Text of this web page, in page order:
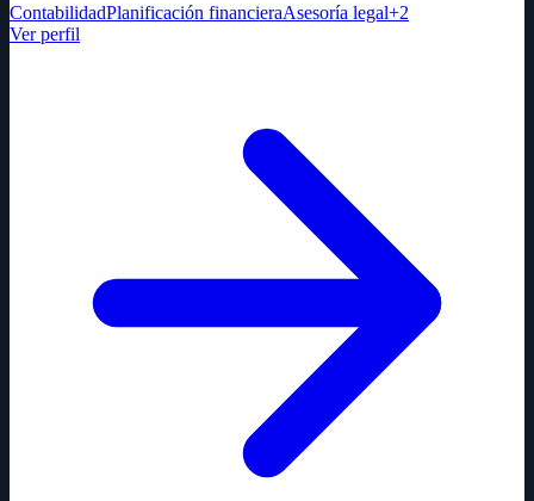
ContabilidadPlanificación financieraAsesoría legal+2
Ver perfil